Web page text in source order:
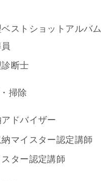
ストショットアルバム
断士
掃除
ドバイザー
納マイスター認定講師
ター認定講師